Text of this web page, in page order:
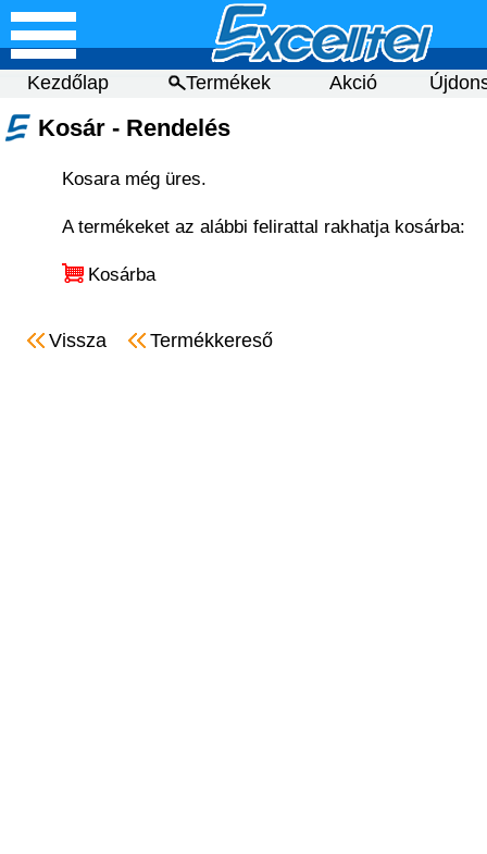
Kezdőlap Termékek Akció
Kosár - Rendelés
Kosara még üres.
A termékeket az alábbi felirattal rakhatja kosárba:
Kosárba
Vissza Termékkereső